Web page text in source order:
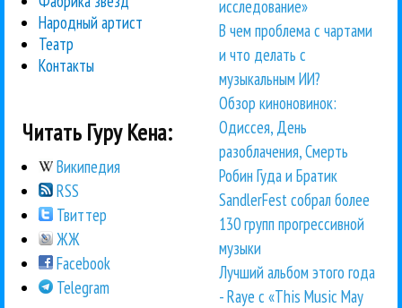
Народный артист
Театр
Контакты
Читать Гуру Кена:
Википедия
RSS
Твиттер
ЖЖ
Facebook
Telegram
исследование»
В чем проблема с чартами
и что делать с
музыкальным ИИ?
Обзор киноновинок:
Одиссея, День
разоблачения, Смерть
Робин Гуда и Братик
SandlerFest собрал более
130 групп прогрессивной
музыки
Лучший альбом этого года
- Raye с «This Music May